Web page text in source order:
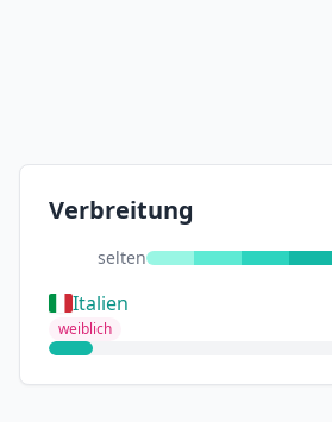
Verbreitung
selten
Italien
weiblich